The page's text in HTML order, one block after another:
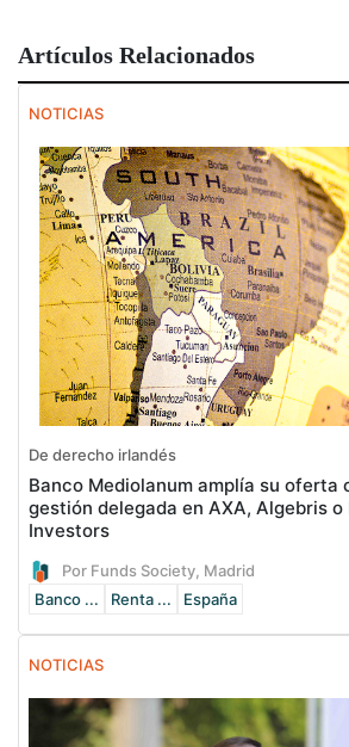
Artículos Relacionados
NOTICIAS
De derecho irlandés
Banco Mediolanum amplía su oferta
gestión delegada en AXA, Algebris
Investors
Por Funds Society, Madrid
Banco ...
Renta ... España
NOTICIAS